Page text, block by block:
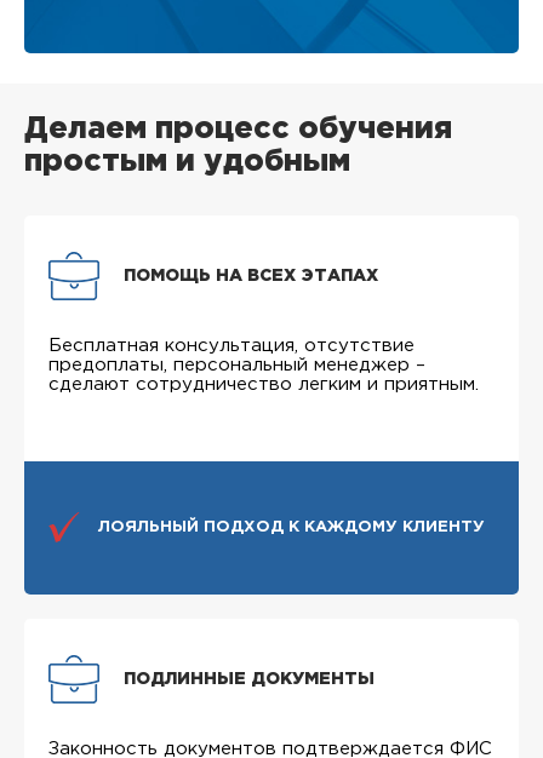
Делаем процесс обучения
простым и удобным
ПОМОЩЬ НА ВСЕХ ЭТАПАХ
Бесплатная консультация, отсутствие
предоплаты, персональный менеджер –
сделают сотрудничество легким и приятным.
ЛОЯЛЬНЫЙ ПОДХОД К КАЖДОМУ КЛИЕНТУ
ПОДЛИННЫЕ ДОКУМЕНТЫ
Законность документов подтверждается ФИС